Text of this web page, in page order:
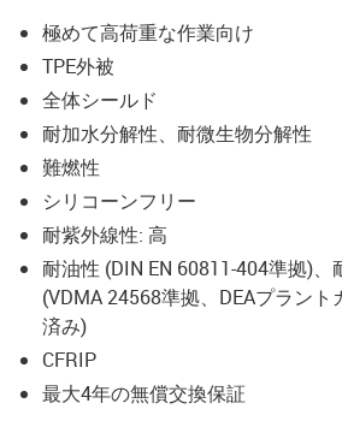
極めて高荷重な作業向け
TPE外被
全体シールド
耐加水分解性、耐微生物分解性
難燃性
シリコーンフリー
耐紫外線性: 高
耐油性 (DIN EN 60811-404準拠)、
(VDMA 24568準拠、DEAプラント
済み)
CFRIP
最大4年の無償交換保証